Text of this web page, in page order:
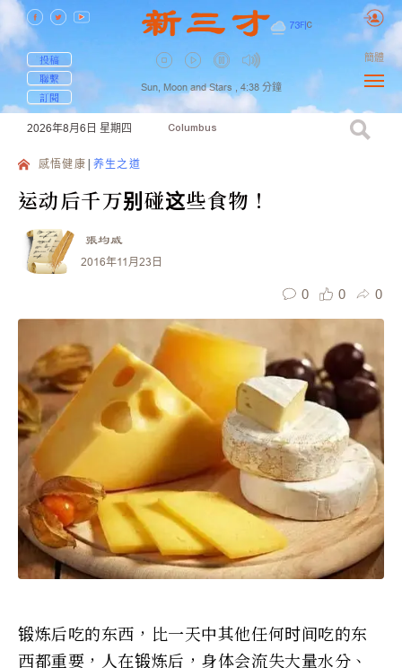
73F| C
投稿
聯繫
訂閱
Sun, Moon and Stars , 4:38 分鐘
簡體
2026年8月6日 星期四 Columbus
感悟健康 养生之道
运动后千万别碰这些食物！
張均威
2016年11月23日
0 0 0
锻炼后吃的东西，比一天中其他任何时间吃的东
西都重要，人在锻炼后，身体会流失大量水分、